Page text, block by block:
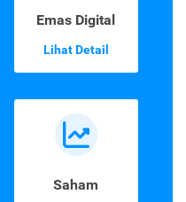
Emas Digital
Lihat Detail
Saham